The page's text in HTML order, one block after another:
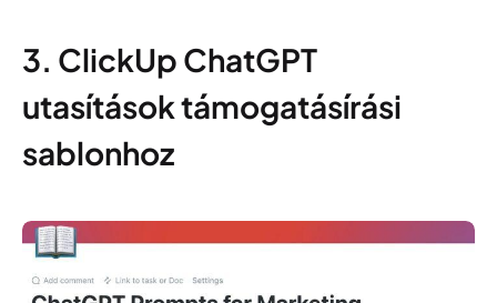
3. ClickUp ChatGPT
utasítások támogatásírási
sablonhoz